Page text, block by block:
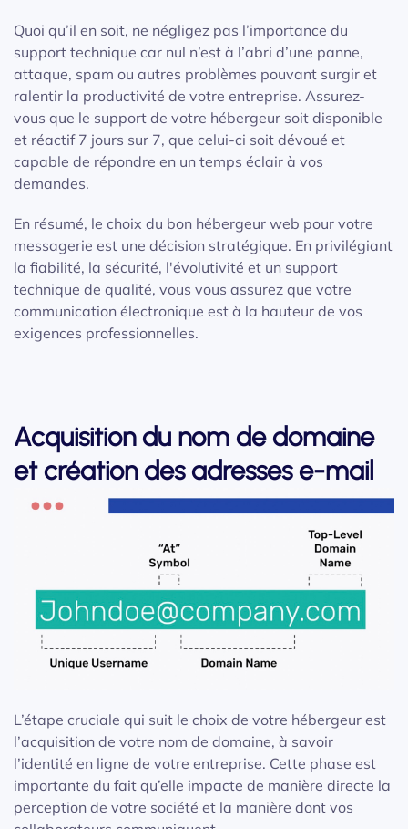
Quoi qu’il en soit, ne négligez pas l’importance du
support technique car nul n’est à l’abri d’une panne,
attaque, spam ou autres problèmes pouvant surgir et
ralentir la productivité de votre entreprise. Assurez-
vous que le support de votre hébergeur soit disponible
et réactif 7 jours sur 7, que celui-ci soit dévoué et
capable de répondre en un temps éclair à vos
demandes.
En résumé, le choix du bon hébergeur web pour votre
messagerie est une décision stratégique. En privilégiant
la fiabilité, la sécurité, l'évolutivité et un support
technique de qualité, vous vous assurez que votre
communication électronique est à la hauteur de vos
exigences professionnelles.
Acquisition du nom de domaine
et création des adresses e-mail
L’étape cruciale qui suit le choix de votre hébergeur est
l’acquisition de votre nom de domaine, à savoir
l’identité en ligne de votre entreprise. Cette phase est
importante du fait qu’elle impacte de manière directe la
perception de votre société et la manière dont vos